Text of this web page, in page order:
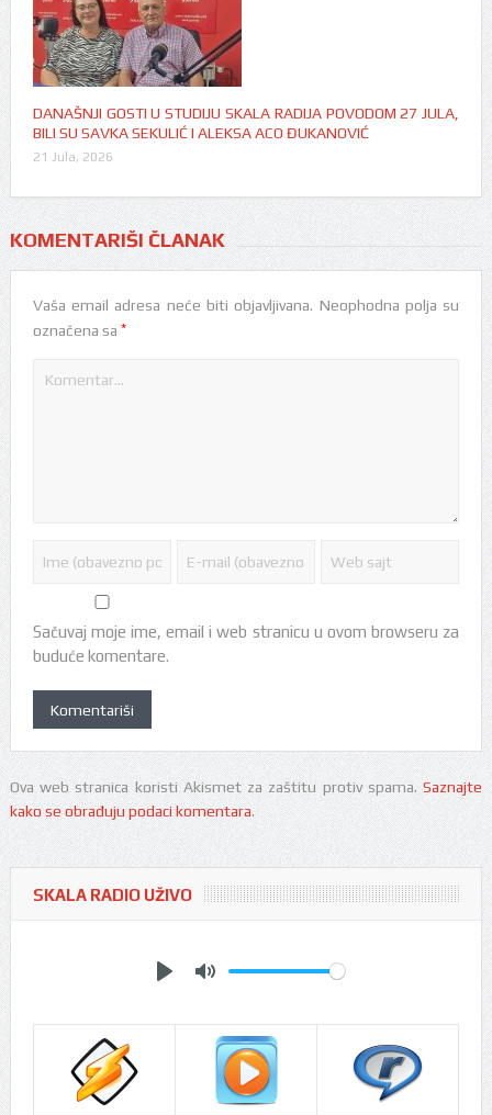
DANAŠNJI GOSTI U STUDIJU SKALA RADIJA POVODOM 27 JULA,
BILI SU SAVKA SEKULIĆ I ALEKSA ACO ĐUKANOVIĆ
21 Jula, 2026
KOMENTARIŠI ČLANAK
Vaša email adresa neće biti objavljivana. Neophodna polja su
označena sa *
Sačuvaj moje ime, email i web stranicu u ovom browseru za
buduće komentare.
Ova web stranica koristi Akismet za zaštitu protiv spama.Saznajte
kako se obrađuju podaci komentara.
SKALA RADIO UŽIVO